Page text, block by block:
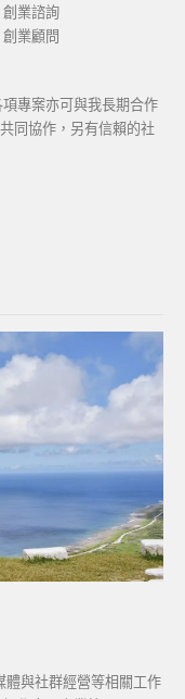
業諮詢
業顧問
專案亦可與我長期合作
同協作，另有信賴的社
與社群經營等相關工作